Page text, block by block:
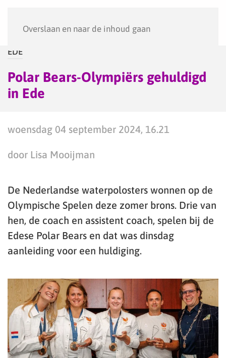
Overslaan en naar de inhoud gaan
EDE
Polar Bears-Olympiërs gehuldigd
in Ede
woensdag 04 september 2024, 16.21
door Lisa Mooijman
De Nederlandse waterpolosters wonnen op de
Olympische Spelen deze zomer brons. Drie van
hen, de coach en assistent coach, spelen bij de
Edese Polar Bears en dat was dinsdag
aanleiding voor een huldiging.